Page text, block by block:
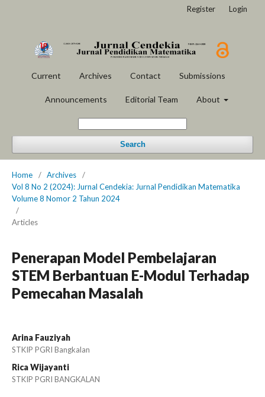
Current Archives Contact Submissions
Announcements Editorial Team About
Search
Register Login
Home / Archives
/
Vol 8 No 2 (2024): Jurnal Cendekia: Jurnal Pendidikan Matematika
Volume 8 Nomor 2 Tahun 2024
/
Articles
Penerapan Model Pembelajaran
STEM Berbantuan E-Modul Terhadap
Pemecahan Masalah
Arina Fauziyah
STKIP PGRI Bangkalan
Rica Wijayanti
STKIP PGRI BANGKALAN